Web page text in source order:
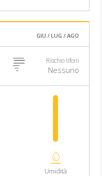
GIU / LUG / AGO
Rischio tifoni
Nessuno
Umidità